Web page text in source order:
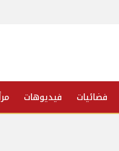
فضائيات فيديوهات